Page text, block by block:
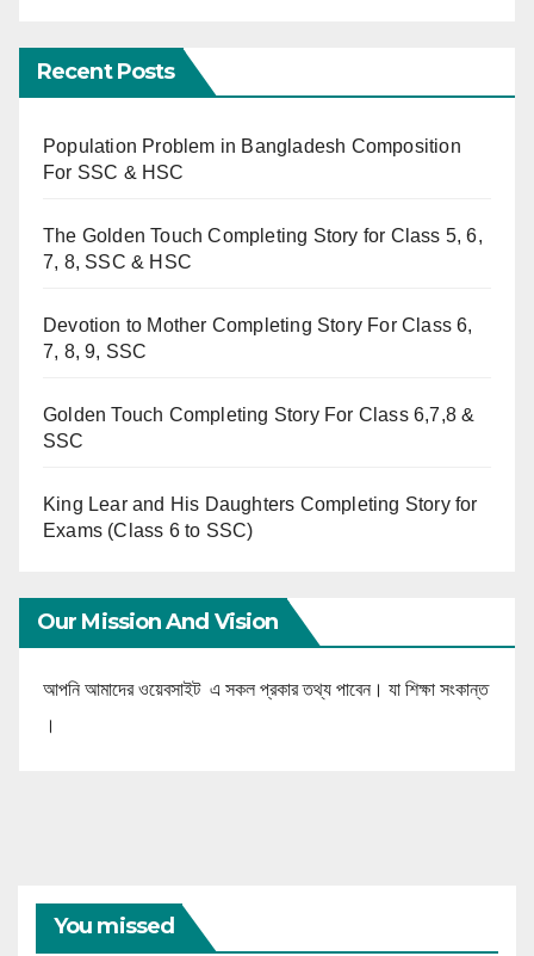
Recent Posts
Population Problem in Bangladesh Composition
For SSC & HSC
The Golden Touch Completing Story for Class 5, 6,
7, 8, SSC & HSC
Devotion to Mother Completing Story For Class 6,
7, 8, 9, SSC
Golden Touch Completing Story For Class 6,7,8 &
SSC
King Lear and His Daughters Completing Story for
Exams (Class 6 to SSC)
Our Mission And Vision
আপনি আমাদের ওয়েবসাইট এ সকল প্রকার তথ্য পাবেন। যা শিক্ষা সংকান্ত
।
You missed